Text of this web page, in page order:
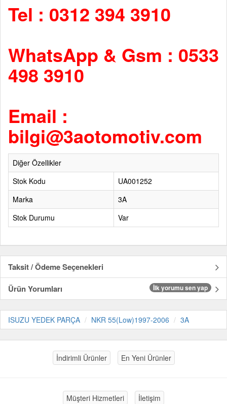
Tel : 0312 394 3910
WhatsApp & Gsm : 0533
498 3910
Email :
bilgi@3aotomotiv.com
Diğer Özellikler
Stok Kodu
UA001252
Marka
3A
Stok Durumu
Var
Taksit / Ödeme Seçenekleri
Ürün Yorumları
İlk yorumu sen yap
ISUZU YEDEK PARÇA NKR 55(Low)1997-2006 3A
İndirimli Ürünler En Yeni Ürünler
Müşteri Hizmetleri İletişim